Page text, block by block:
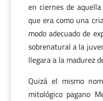
en ciernes de
que era como una
modo adecuado de
sobrenatural a la
llegara a la madurez
Quizá el mismo
mitológico pagano